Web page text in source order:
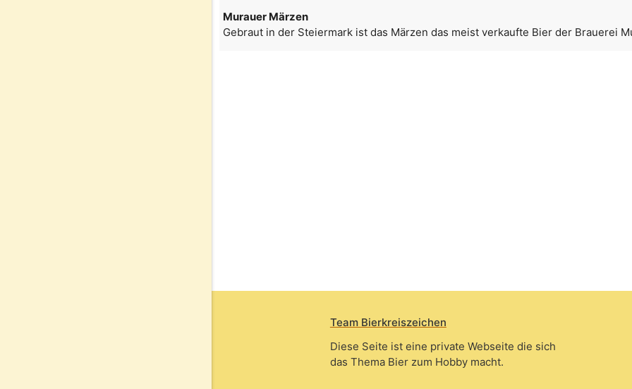
Murauer Märzen
Gebraut in der Steiermark ist das Märzen das meist verkaufte Bier der Brauerei
Team Bierkreiszeichen
Diese Seite ist eine private Webseite die sich
das Thema Bier zum Hobby macht.